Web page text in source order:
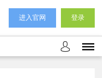
进入官网 登录